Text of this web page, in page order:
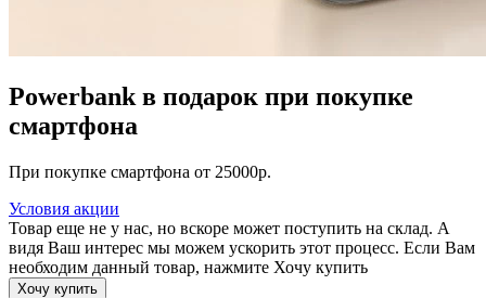
Powerbank в подарок при покупке
смартфона
При покупке смартфона от 25000р.
Условия акции
Товар еще не у нас, но вскоре может поступить на склад. А
видя Ваш интерес мы можем ускорить этот процесс. Если Вам
необходим данный товар, нажмите Хочу купить
Хочу купить